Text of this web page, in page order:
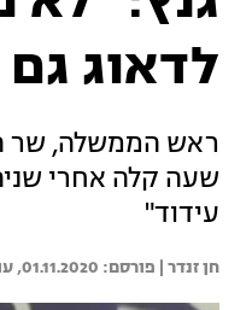
לדאוג
ראש הממשלה, שר
שעה קלה אחרי
עידוד"
חן זנדר | 01.11.2020